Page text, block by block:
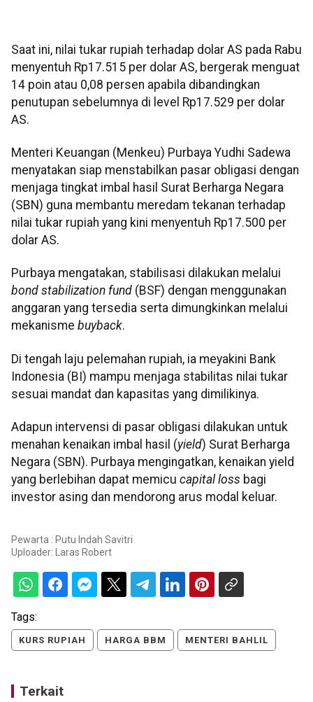
Saat ini, nilai tukar rupiah terhadap dolar AS pada Rabu
menyentuh Rp17.515 per dolar AS, bergerak menguat
14 poin atau 0,08 persen apabila dibandingkan
penutupan sebelumnya di level Rp17.529 per dolar
AS.
Menteri Keuangan (Menkeu) Purbaya Yudhi Sadewa
menyatakan siap menstabilkan pasar obligasi dengan
menjaga tingkat imbal hasil Surat Berharga Negara
(SBN) guna membantu meredam tekanan terhadap
nilai tukar rupiah yang kini menyentuh Rp17.500 per
dolar AS.
Purbaya mengatakan, stabilisasi dilakukan melalui
bond stabilization fund (BSF) dengan menggunakan
anggaran yang tersedia serta dimungkinkan melalui
mekanisme buyback.
Di tengah laju pelemahan rupiah, ia meyakini Bank
Indonesia (BI) mampu menjaga stabilitas nilai tukar
sesuai mandat dan kapasitas yang dimilikinya.
Adapun intervensi di pasar obligasi dilakukan untuk
menahan kenaikan imbal hasil (yield) Surat Berharga
Negara (SBN). Purbaya mengingatkan, kenaikan yield
yang berlebihan dapat memicu capital loss bagi
investor asing dan mendorong arus modal keluar.
Pewarta : Putu Indah Savitri
Uploader:
Laras Robert
Tags:
KURS RUPIAH HARGA BBM MENTERI BAHLIL
Terkait